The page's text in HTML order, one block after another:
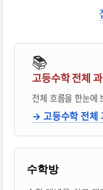
📚
고등수학 전체
전체 흐름을 한눈에
→ 고등수학 전체
블로거 & 출판
수학방